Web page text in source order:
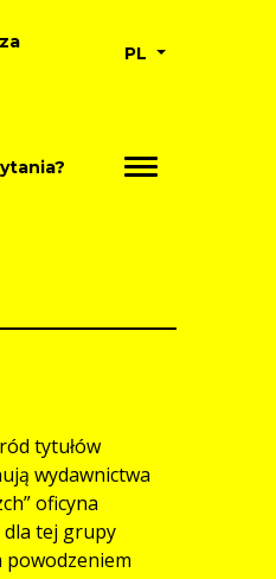
PL
tytułów
wydawnictwa
oficyna
dla tej grupy
powodzeniem